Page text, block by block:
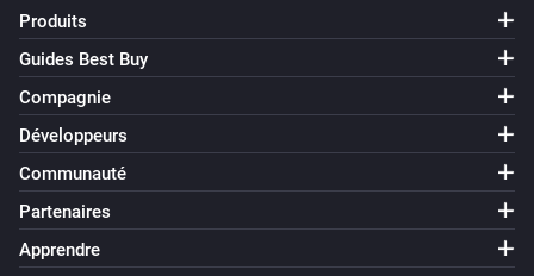
Produits
Guides Best Buy
Compagnie
Développeurs
Communauté
Partenaires
Apprendre